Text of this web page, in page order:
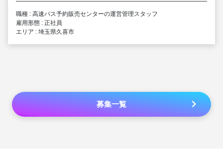
職種 : 高速バス予約販売センターの運営管理スタッフ
雇用形態 : 正社員
エリア : 埼玉県久喜市
募集一覧